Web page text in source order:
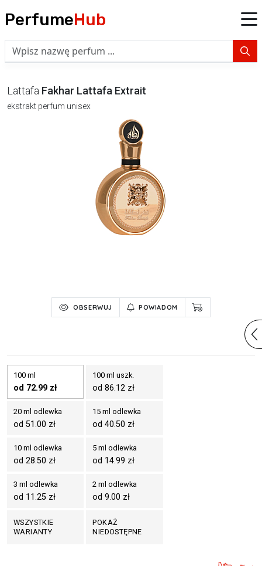
PerfumeHub
Lattafa Fakhar Lattafa Extrait
ekstrakt perfum unisex
OBSERWUJ POWIADOM
100 ml
od 72.99 zł
100 ml uszk.
od 86.12 zł
20 ml odlewka
od 51.00 zł
15 ml odlewka
od 40.50 zł
10 ml odlewka
od 28.50 zł
5 ml odlewka
od 14.99 zł
3 ml odlewka
od 11.25 zł
2 ml odlewka
od 9.00 zł
WSZYSTKIE
WARIANTY
POKAŻ
NIEDOSTĘPNE